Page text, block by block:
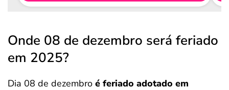
Onde 08 de dezembro será feriado
em 2025?
Dia 08 de dezembro é feriado adotado em